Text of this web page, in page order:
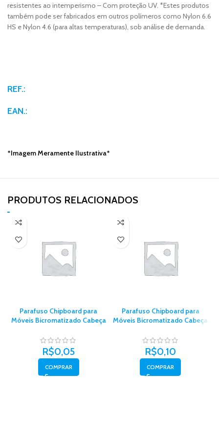
resistentes ao intemperismo – Com proteção UV. *Estes produtos
também pode ser fabricados em outros polímeros como Nylon 6.6
HS e Nylon 4.6 (para altas temperaturas), sob análise de demanda.
REF.:
EAN.:
*Imagem Meramente Ilustrativa*
PRODUTOS RELACIONADOS​
Parafuso Chipboard para
Móveis Bicromatizado Cabeça
Belenus
R$0,05
COMPRAR
Parafuso Chipboard para
Móveis Bicromatizado Cabeça
10un – Belenus
R$0,10
COMPRAR